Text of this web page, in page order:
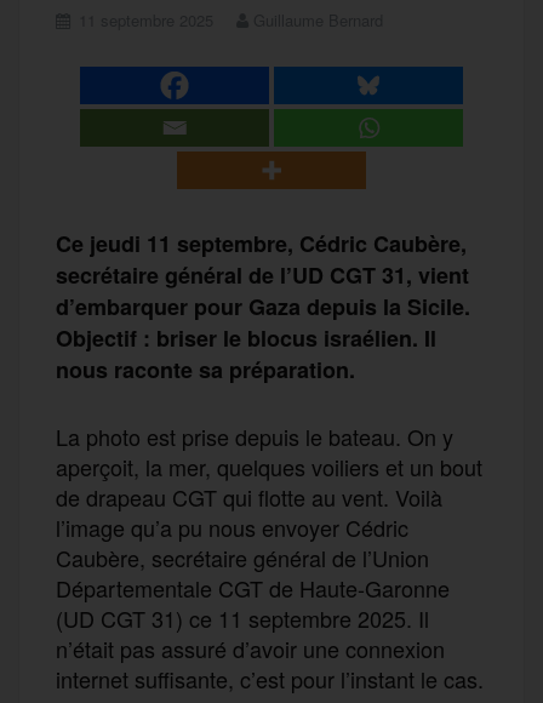
Ce jeudi 11 septembre, Cédric Caubère,
secrétaire général de l’UD CGT 31, vient
d’embarquer pour Gaza depuis la Sicile.
Objectif : briser le blocus israélien. Il
nous raconte sa préparation.
La photo est prise depuis le bateau. On y
aperçoit, la mer, quelques voiliers et un bout
de drapeau CGT qui flotte au vent. Voilà
l’image qu’a pu nous envoyer Cédric
Caubère, secrétaire général de l’Union
Départementale CGT de Haute-Garonne
(UD CGT 31) ce 11 septembre 2025. Il
n’était pas assuré d’avoir une connexion
internet suffisante, c’est pour l’instant le cas.